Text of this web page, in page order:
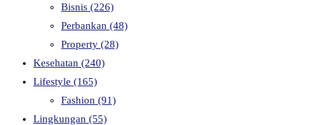
Bisnis (226)
Perbankan (48)
Property (28)
Kesehatan (240)
Lifestyle (165)
Fashion (91)
Lingkungan (55)